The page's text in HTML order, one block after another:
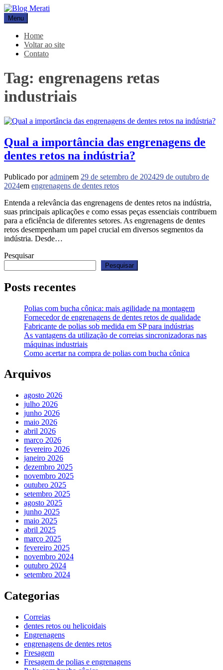
Pular
para
o
conteúdo
Blog Merati
Líder na fabricação de peças para Indústrias
Menu
Home
Voltar ao site
Contato
Tag: engrenagens retas
industriais
Qual a importância das engrenagens de
dentes retos na indústria?
Publicado poradminem 29 de setembro de 202429 de outubro de
2024em engrenagens de dentes retos
Entenda a relevância das engrenagens de dentes retos na indústria,
suas principais aplicações e como essas peças essenciais contribuem
para a eficiência de diferentes setores. As engrenagens de dentes
retos desempenham um papel crucial em diversos segmentos da
indústria. Desde…
Pesquisar
Pesquisar
Posts recentes
Polias com bucha cônica: mais agilidade na montagem
Fornecedor de engrenagens de dentes retos de qualidade
Fabricante de polias sob medida em SP para indústrias
As vantagens da utilização de correias sincronizadoras nas
máquinas industriais
Como acertar na compra de polias com bucha cônica
Arquivos
agosto 2026
julho 2026
junho 2026
maio 2026
abril 2026
março 2026
fevereiro 2026
janeiro 2026
dezembro 2025
novembro 2025
outubro 2025
setembro 2025
agosto 2025
junho 2025
maio 2025
abril 2025
março 2025
fevereiro 2025
novembro 2024
outubro 2024
setembro 2024
Categorias
Correias
dentes retos ou helicoidais
Engrenagens
engrenagens de dentes retos
Fresagem
Fresagem de polias e engrenagens